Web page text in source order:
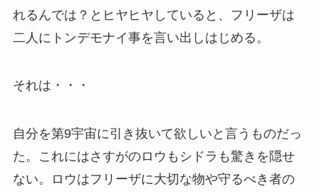
れるんでは？とヒヤヒヤしていると、フリーザは
二人にトンデモナイ事を言い出しはじめる。
それは・・・
自分を第9宇宙に引き抜いて欲しいと言うものだっ
た。これにはさすがのロウもシドラも驚きを隠せ
ない。ロウはフリーザに大切な物や守るべき者の